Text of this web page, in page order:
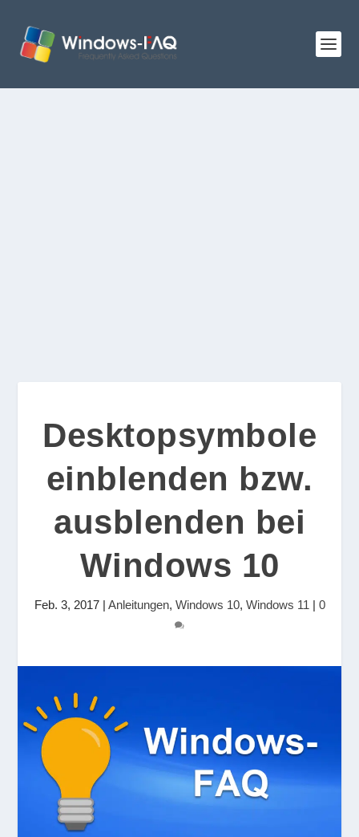
Desktopsymbole
einblenden bzw.
ausblenden bei
Windows 10
Feb. 3, 2017| Anleitungen, Windows 10, Windows 11 | 0